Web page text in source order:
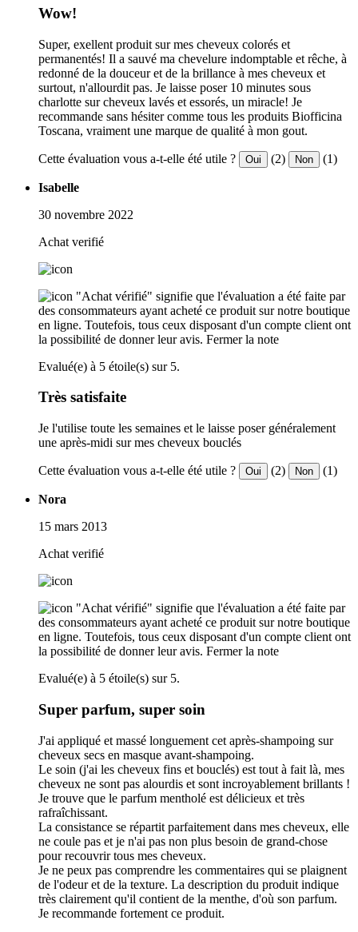
Wow!
Super, exellent produit sur mes cheveux colorés et
permanentés! Il a sauvé ma chevelure indomptable et rêche, à
redonné de la douceur et de la brillance à mes cheveux et
surtout, n'allourdit pas. Je laisse poser 10 minutes sous
charlotte sur cheveux lavés et essorés, un miracle! Je
recommande sans hésiter comme tous les produits Biofficina
Toscana, vraiment une marque de qualité à mon gout.
Cette évaluation vous a-t-elle été utile ? Oui (2) Non (1)
Isabelle
30 novembre 2022
Achat verifié
"Achat vérifié" signifie que l'évaluation a été faite par
des consommateurs ayant acheté ce produit sur notre boutique
en ligne. Toutefois, tous ceux disposant d'un compte client ont
la possibilité de donner leur avis. Fermer la note
Evalué(e) à 5 étoile(s) sur 5.
Très satisfaite
Je l'utilise toute les semaines et le laisse poser généralement
une après-midi sur mes cheveux bouclés
Cette évaluation vous a-t-elle été utile ? Oui (2) Non (1)
Nora
15 mars 2013
Achat verifié
"Achat vérifié" signifie que l'évaluation a été faite par
des consommateurs ayant acheté ce produit sur notre boutique
en ligne. Toutefois, tous ceux disposant d'un compte client ont
la possibilité de donner leur avis. Fermer la note
Evalué(e) à 5 étoile(s) sur 5.
Super parfum, super soin
J'ai appliqué et massé longuement cet après-shampoing sur
cheveux secs en masque avant-shampoing.
Le soin (j'ai les cheveux fins et bouclés) est tout à fait là, mes
cheveux ne sont pas alourdis et sont incroyablement brillants !
Je trouve que le parfum mentholé est délicieux et très
rafraîchissant.
La consistance se répartit parfaitement dans mes cheveux, elle
ne coule pas et je n'ai pas non plus besoin de grand-chose
pour recouvrir tous mes cheveux.
Je ne peux pas comprendre les commentaires qui se plaignent
de l'odeur et de la texture. La description du produit indique
très clairement qu'il contient de la menthe, d'où son parfum.
Je recommande fortement ce produit.